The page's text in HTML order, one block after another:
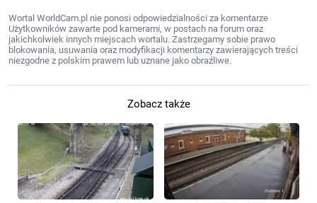
Wortal WorldCam.pl nie ponosi odpowiedzialności za komentarze
Użytkowników zawarte pod kamerami, w postach na forum oraz
jakichkolwiek innych miejscach wortalu. Zastrzegamy sobie prawo
blokowania, usuwania oraz modyfikacji komentarzy zawierających treści
niezgodne z polskim prawem lub uznane jako obraźliwe.
Zobacz także